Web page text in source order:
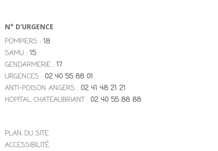
N° D’URGENCE
POMPIERS : 18
SAMU : 15
GENDARMERIE : 17
URGENCES : 02 40 55 88 01
ANTI-POISON ANGERS : 02 41 48 21 21
HOPITAL CHATEAUBRIANT : 02 40 55 88 88
PLAN DU SITE
ACCESSIBILITÉ